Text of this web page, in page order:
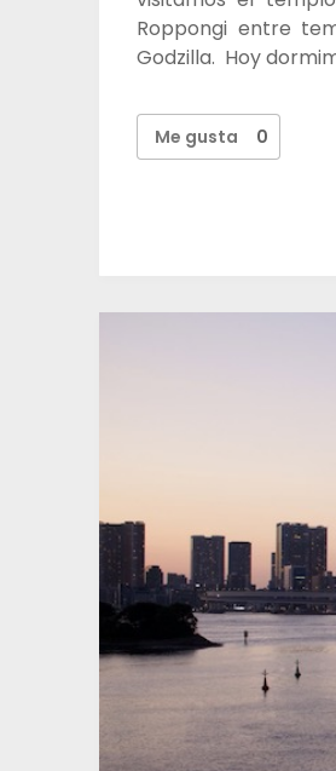
Roppongi entre
Godzilla. Hoy
Me gusta 0